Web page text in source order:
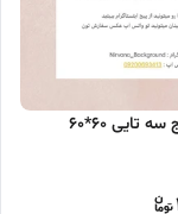
تایی 60*60